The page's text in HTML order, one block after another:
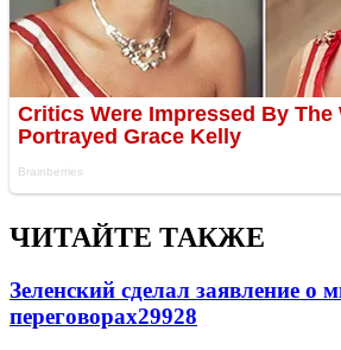
ЧИТАЙТЕ ТАКЖЕ
Зеленский сделал заявление о
переговорах29928